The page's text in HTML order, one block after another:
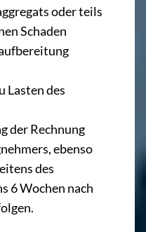
oder teils
Schaden
Lasten des
der Rechnung
ebenso
des
6 Wochen nach